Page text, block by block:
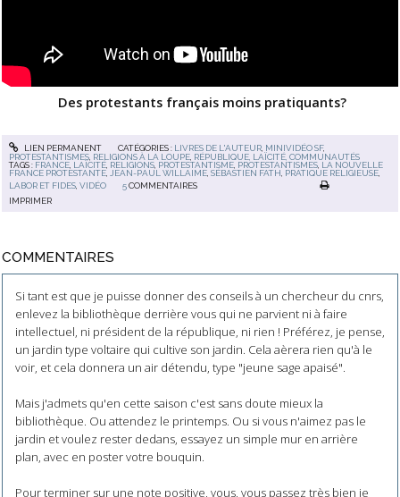
Des protestants français moins pratiquants?
LIEN PERMANENT CATÉGORIES : LIVRES DE L'AUTEUR, MINIVIDÉO SF,
PROTESTANTISMES RELIGIONS À LA LOUPE RÉPUBLIQUE, LAÏCITÉ, COMMUNAUTÉS
TAGS : FRANCE LAÏCITÉ RELIGIONS PROTESTANTISME PROTESTANTISMES LA NOUVELLE
FRANCE PROTESTANTE
JEAN-PAUL WILLAIME ,SÉBASTIEN FATH PRATIQUE RELIGIEUSE
LABOR ET FIDES,VIDÉO 5 COMMENTAIRES
IMPRIMER
COMMENTAIRES
Si tant est que je puisse donner des conseils à un chercheur du cnrs,
enlevez la bibliothèque derrière vous qui ne parvient ni à faire
intellectuel, ni président de la république, ni rien ! Préférez, je pense,
un jardin type voltaire qui cultive son jardin. Cela aèrera rien qu'à le
voir, et cela donnera un air détendu, type "jeune sage apaisé".
Mais j'admets qu'en cette saison c'est sans doute mieux la
bibliothèque. Ou attendez le printemps. Ou si vous n'aimez pas le
jardin et voulez rester dedans, essayez un simple mur en arrière
plan, avec en poster votre bouquin.
Pour terminer sur une note positive, vous, vous passez très bien je